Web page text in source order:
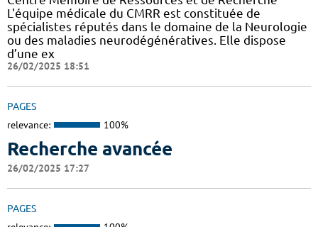
L'équipe médicale du CMRR est constituée de
spécialistes réputés dans le domaine de la Neurologie
ou des maladies neurodégénératives. Elle dispose
d’une ex
26/02/2025 18:51
PAGES
relevance: 100%
Recherche avancée
26/02/2025 17:27
PAGES